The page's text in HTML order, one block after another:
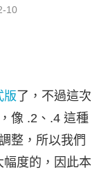
10
版 了，不過這次
像 .2、.4 這種
整，所以我們
幅度的，因此本